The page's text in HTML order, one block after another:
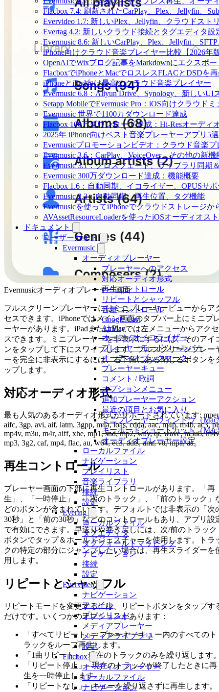
Flacbox 7.4: 刷新されたCarPlay、Plex、Jellyfin、
Evervideo 1.7: 新しいPlex、Jellyfin、クラウドス
Evertag 4.2: 新しいクラウド接続とタグエディタ設
Evermusic 8.6: 新しいCarPlay、Plex、Jellyfin、
iPhone向けクラウド音楽プレイヤー比較【2026年
OpenAIでWixブログ記事をMarkdownにエクスポー
FlacboxでiPhoneとMacでロスレスFLACとDSDを
iPhoneとiPad向け最高のクラウド音楽プレイヤー
Evermusic 6.8：Aliyun Drive、Synology、新しいUI
Setapp MobileでEvermusic Pro：iOS向けクラウド
Evermusic 世界で1100万ダウンロード達成
Flacbox 100万ダウンロード達成：Hi-Resオーディ
2025年 iPhone向けベスト音楽プレーヤーアプリ5選
Evermusicプロモーションビデオ：クラウド音楽
Evermusic 3.6：CarPlay、VoiceOver、その他の新機
Evermusic 3.1：クロスフェード、ライブラリ同期
Evermusic 300万ダウンロード達成：機能概要
Flacbox 1.6：自動同期、イコライザー、OPUSサ
Evermusic 2.3：自動同期、再生位置、タグ機能
Evermusicを使ってiPhoneでクラウドストレージ
AVAssetResourceLoaderを使ったiOSオーディオス
ドキュメント
ユーザーガイド
Evermusic
オーディオプレーヤー
プレーヤーへのアクセス
対応オーディオ形式
再生コントロール
リピートとシャッフル
音量コントロール
Google Cast
AirPlay
オーディオイコライザー
プレーヤーモードツールバー
オーディオブックマーク
プレーヤーキュー
コメント / 歌詞
オプションメニュー
追加プレーヤーアクション
最近の項目とお気に入り
ミニプレーヤーウィンドウ（Mac
キーボードショートカット（Mac
オーディオプレーヤー設定
ローカルファイル
ナビゲーション
プレイリスト
音楽ライブラリ
接続
設定
Evertag
ローカルファイル
タグエディタ
タグフィールドマッピング
ナビゲーション
接続
設定
Evervideo
ナビゲーション
ファイル
プレイリスト
メディアプレーヤー
メディアライブラリ
設定
Flacbox
オーディオプレーヤー
ローカルファイル
ナビゲーション
Evermusicオーディオプレーヤー画面
フルスクリーンプレーヤーにはミニプレーヤービューからア
セスできます。iPhoneではメイン画面のタブバー上にミニプ
ーヤーがあります。iPadまたはMacでは左メニューからアクセ
スできます。ミニプレーヤーを非表示にするには、そのアイ
ンをタップして下にスワイプします。フルスクリーンプレー
ーを完全に非表示にするには、右下角にある閉じるボタンを
ップします。
対応オーディオ形式
最も人気のあるオーディオ形式がサポートされています:
aifc, 3gp, avi, aif, latm, 3gpp, m4a, loas, cdda, aac, m4p, m4b, ac3,
mp4v, m3u, m4r, aiff, xhe, mp1, snd, mp2, wav, qt, wave, m3u8,
mp3, 3g2, caf, mp4, flac, au, w64, ec3, adts, amr, vtt, mpa, aa。
再生コントロール
プレーヤー画面の下部に再生コントロールがあります。「再
生」、「一時停止」、「次のトラック」、「前のトラック」
どのボタンが含まれています。デフォルトでは非表示の「次
30秒」と「前の30秒」などのコントロールもあり、アプリ設
で有効にできます。早送りや巻き戻しには、次/前のトラック
ボタンでタップ＆ホールドジェスチャーを使用します。トラ
クの特定の部分にジャンプしたい場合は、再生スライダーを
用します。
リピートとシャッフル
リピートモードを変更するには、リピートボタンをタップす
だけです。いくつかのオプションがあります：
「すべてリピート」– プレーヤーキュー内のすべてのト
ラックをループ再生します。
「1曲リピート」– 現在のトラックのみを繰り返します
「リピート停止」– 現在のトラックが終了したときに再
生を一時停止します。
「リピートなし」– キューを繰り返さずに再生します。